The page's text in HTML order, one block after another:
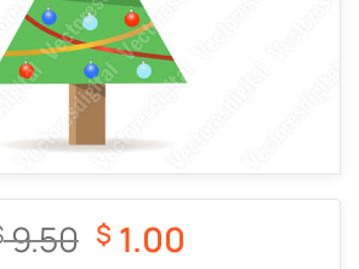
9.50 El
$ 1.00